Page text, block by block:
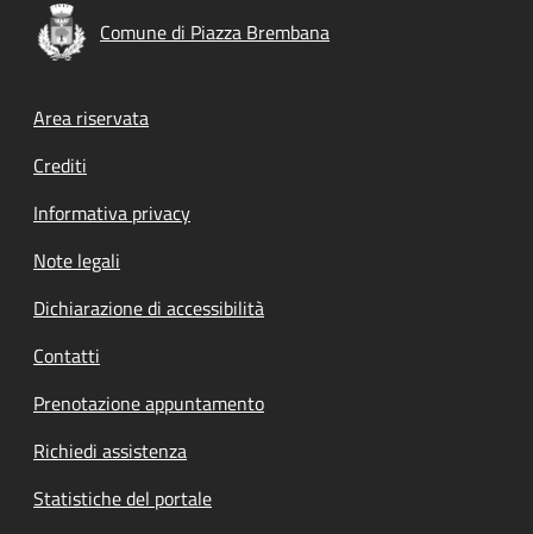
Comune di Piazza Brembana
Footer menu
Area riservata
Crediti
Informativa privacy
Note legali
Dichiarazione di accessibilità
Contatti
Prenotazione appuntamento
Richiedi assistenza
Statistiche del portale